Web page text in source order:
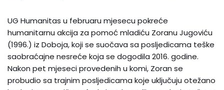
UG Humanitas u februaru mjesecu pokreće
humanitarnu akcija za pomoć mladiću Zoranu Jugoviću
(1996.) iz Doboja, koji se suočava sa posljedicama teške
saobraćajne nesreće koja se dogodila 2016. godine.
Nakon pet mjeseci provedenih u komi, Zoran se
probudio sa trajnim posljedicama koje uključuju otežano